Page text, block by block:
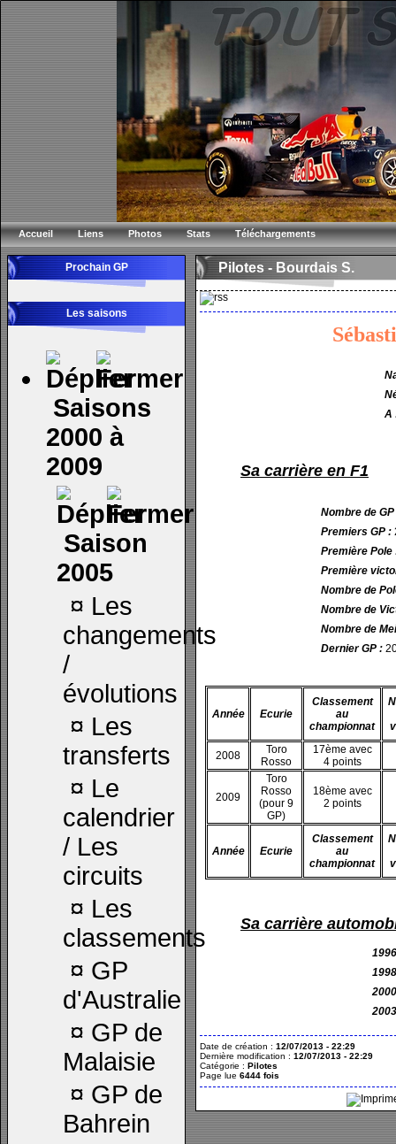
Accueil Liens Photos Stats Téléchargements
Prochain GP
Les saisons
Saisons
2000 à
2009
Saison
2005
¤ Les
changements
/
évolutions
¤ Les
transferts
¤ Le
calendrier
/ Les
circuits
¤ Les
classements
¤ GP
d'Australie
¤ GP de
Malaisie
¤ GP de
Bahrein
Pilotes - Bourdais S.
A
Sa carrière en F1
Nombre de GP
Premiers GP :
Première Pole
Première
Nombre de
Nombre de
Nombre de
Dernier GP :
Année Ecurie
Classement
au
championnat
2008
Toro
Rosso
17ème avec
4 points
2009
Toro
Rosso
(pour 9
GP)
18ème avec
2 points
Année Ecurie
Classement
au
championnat
Sa carrière
Date de création : 12/07/2013 - 22:29
Dernière modification : 12/07/2013 - 22:29
Catégorie : Pilotes
Page lue 6444 fois